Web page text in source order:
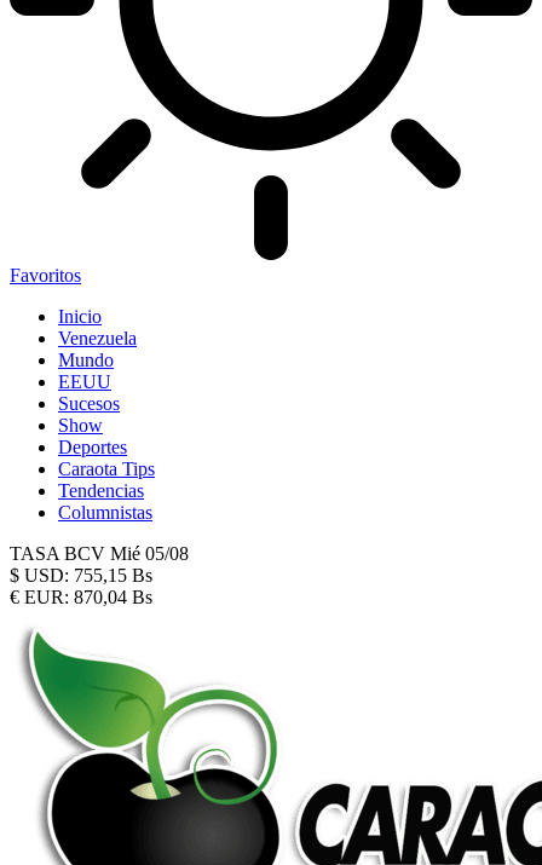
Favoritos
Inicio
Venezuela
Mundo
EEUU
Sucesos
Show
Deportes
Caraota Tips
Tendencias
Columnistas
TASA BCV Mié 05/08
$ USD: 755,15 Bs
€ EUR: 870,04 Bs